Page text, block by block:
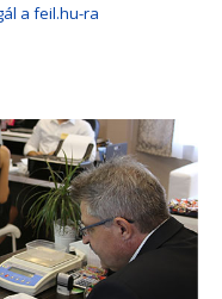
a feil.hu-ra